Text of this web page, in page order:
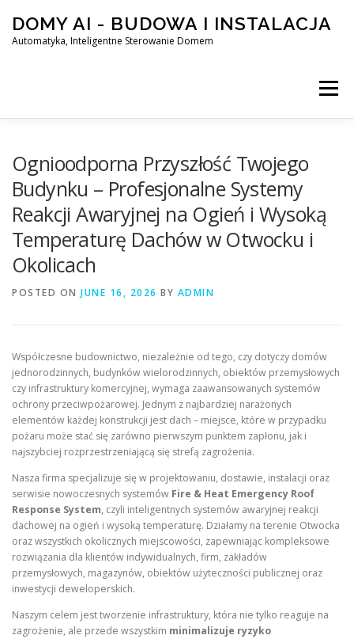
content
DOMY AI - BUDOWA I INSTALACJA
Automatyka, Inteligentne Sterowanie Domem
Menu
SMART DOM AI – AUTOMATYKA, INTELIGENTNE
BLOG KONTAKT
Ognioodporna Przyszłość Twojego
Budynku – Profesjonalne Systemy
Reakcji Awaryjnej na Ogień i Wysoką
Temperaturę Dachów w Otwocku i
Okolicach
POSTED ON JUNE 16, 2026 BY ADMIN
Współczesne budownictwo, niezależnie od tego, czy dotyczy domów
jednorodzinnych, budynków wielorodzinnych, obiektów przemysłowych
czy infrastruktury komercyjnej, wymaga zaawansowanych systemów
ochrony przeciwpożarowej. Jednym z najbardziej narażonych
elementów każdej konstrukcji jest dach – miejsce, które w przypadku
pożaru może stać się zarówno pierwszym punktem zapłonu, jak i
najszybciej rozprzestrzeniającą się strefą zagrożenia.
Nasza firma specjalizuje się w projektowaniu, dostawie, instalacji oraz
serwisie nowoczesnych systemów Fire & Heat Emergency Roof
Response System, czyli inteligentnych systemów awaryjnej reakcji
dachowej na ogień i wysoką temperaturę. Działamy na terenie Otwocka
oraz wszystkich okolicznych miejscowości, zapewniając kompleksowe
rozwiązania dla klientów indywidualnych, firm, zakładów
przemysłowych, magazynów, obiektów użyteczności publicznej oraz
inwestycji deweloperskich.
Naszym celem jest tworzenie infrastruktury, która nie tylko reaguje na
zagrożenie, ale przede wszystkim minimalizuje ryzyko